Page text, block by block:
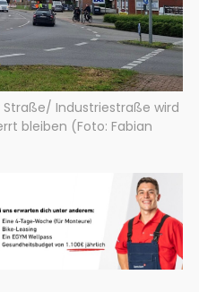
Straße/ Industriestraße wird
bleiben (Foto: Fabian